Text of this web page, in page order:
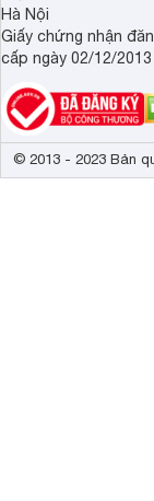
Hà Nội
Giấy chứng nhận
cấp ngày 02/12/2013
© 2013 - 2023 Bản